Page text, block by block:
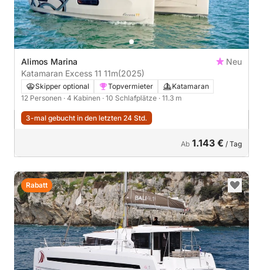
Alimos Marina
Neu
Katamaran Excess 11 11m(2025)
Skipper optional Topvermieter
Katamaran
12 Personen · 4 Kabinen · 10 Schlafplätze · 11.3 m
3-mal gebucht in den letzten 24 Std.
Ab 1.143 € / Tag
Rabatt